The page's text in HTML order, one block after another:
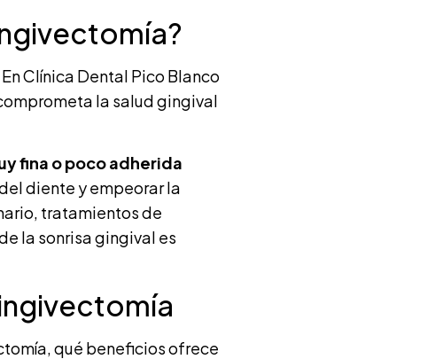
Clínica Dental Pico Blanco
la salud gingival
fina o poco adherida
diente y empeorar la
tratamientos de
la sonrisa gingival es
qué beneficios ofrece